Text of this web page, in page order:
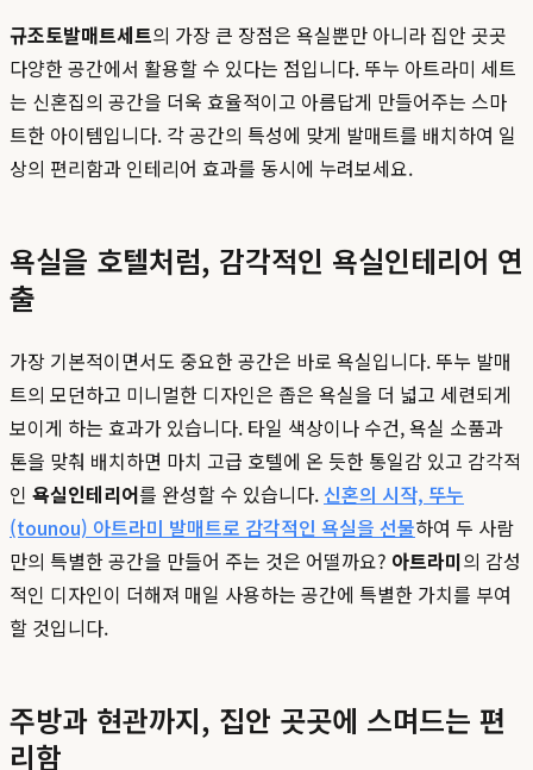
규조토발매트세트의 가장 큰 장점은 욕실뿐만 아니라 집안 곳곳
다양한 공간에서 활용할 수 있다는 점입니다. 뚜누 아트라미 세트
는 신혼집의 공간을 더욱 효율적이고 아름답게 만들어주는 스마
트한 아이템입니다. 각 공간의 특성에 맞게 발매트를 배치하여 일
상의 편리함과 인테리어 효과를 동시에 누려보세요.
욕실을 호텔처럼, 감각적인 욕실인테리어 연
출
가장 기본적이면서도 중요한 공간은 바로 욕실입니다. 뚜누 발매
트의 모던하고 미니멀한 디자인은 좁은 욕실을 더 넓고 세련되게
보이게 하는 효과가 있습니다. 타일 색상이나 수건, 욕실 소품과
톤을 맞춰 배치하면 마치 고급 호텔에 온 듯한 통일감 있고 감각적
인 욕실인테리어를 완성할 수 있습니다. 신혼의 시작, 뚜누
(tounou) 아트라미 발매트로 감각적인 욕실을 선물하여 두 사람
만의 특별한 공간을 만들어 주는 것은 어떨까요? 아트라미의 감성
적인 디자인이 더해져 매일 사용하는 공간에 특별한 가치를 부여
할 것입니다.
주방과 현관까지, 집안 곳곳에 스며드는 편
리함